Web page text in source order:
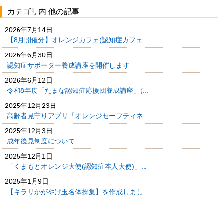
カテゴリ内 他の記事
2026年7月14日
【8月開催分】オレンジカフェ(認知症カフェ...
2026年6月30日
認知症サポーター養成講座を開催します
2026年6月12日
令和8年度「たまな認知症応援団養成講座」(...
2025年12月23日
高齢者見守りアプリ「オレンジセーフティネ...
2025年12月3日
成年後見制度について
2025年12月1日
「くまもとオレンジ大使(認知症本人大使)」...
2025年1月9日
【キラリかがやけ玉名体操集】を作成しまし...